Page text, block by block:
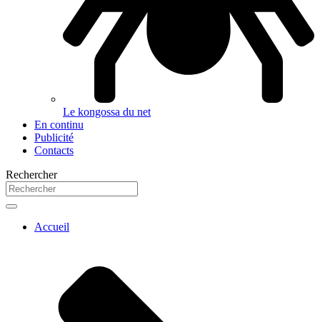
Le kongossa du net
En continu
Publicité
Contacts
Rechercher
Accueil